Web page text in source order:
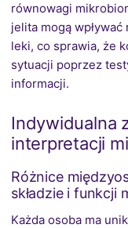
równowagi
jelita mogą
leki, co sprawia, że
sytuacji poprzez
informacji.
Indywidualna
interpretacji
Różnice
składzie i funkcji
Każda osoba ma